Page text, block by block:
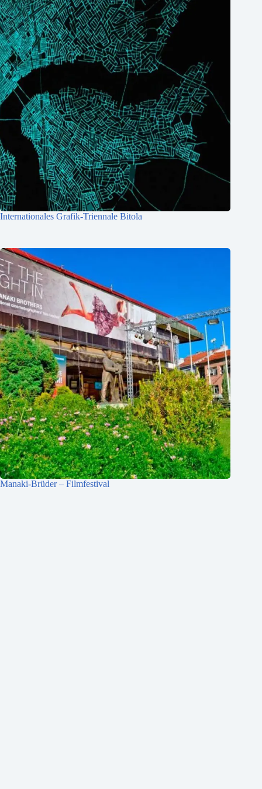
Internationales Grafik-Triennale Bitola
Manaki-Brüder – Filmfestival